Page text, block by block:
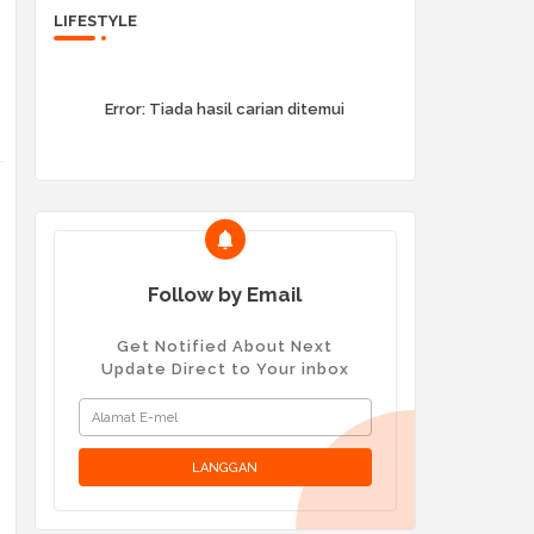
LIFESTYLE
Error: Tiada hasil carian ditemui
Follow by Email
Get Notified About Next
Update Direct to Your inbox